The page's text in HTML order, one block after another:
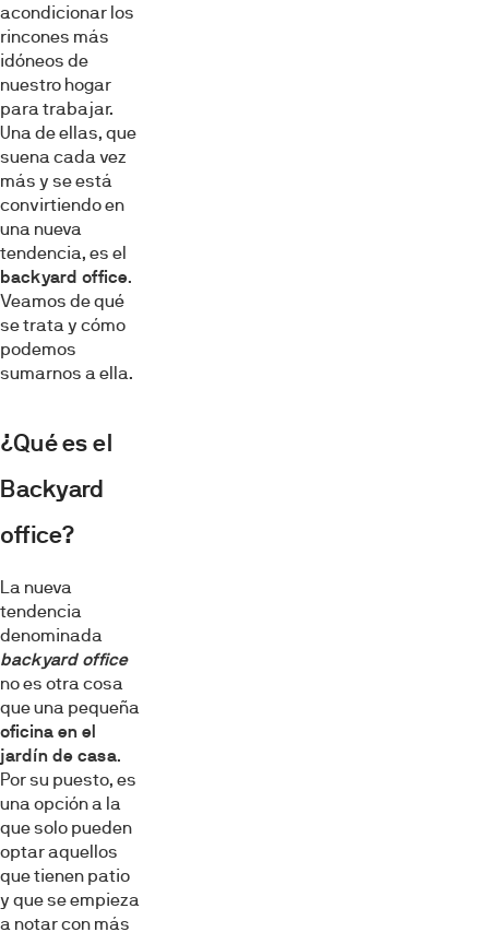
acondicionar los
rincones más
idóneos de
nuestro hogar
para trabajar.
Una de ellas, que
suena cada vez
más y se está
convirtiendo en
una nueva
tendencia, es el
backyard office.
Veamos de qué
se trata y cómo
podemos
sumarnos a ella.
¿Qué es el
Backyard
office?
La nueva
tendencia
denominada
backyard office
no es otra cosa
que una pequeña
oficina en el
jardín de casa.
Por su puesto, es
una opción a la
que solo pueden
optar aquellos
que tienen patio
y que se empieza
a notar con más